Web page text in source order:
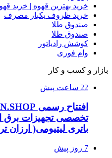
خرید بهترین قهوه | خرید
خرید ظروف یکبار مصرف
صندوق طلا
صندوق طلا
کوشش رادیاتور
وام فوری
بازار و کسب و کار
22 ساعت پیش
تخصصی تجهیزات برق
باتری لیتیومی( ارزان
7 روز پیش